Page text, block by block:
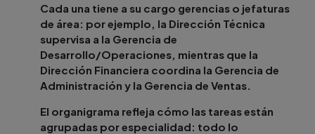
Cada una tiene a su cargo gerencias o jefaturas
de área: por ejemplo, la Dirección Técnica
supervisa a la Gerencia de
Desarrollo/Operaciones, mientras que la
Dirección Financiera coordina la Gerencia de
Administración y la Gerencia de Ventas.
El organigrama refleja cómo las tareas están
agrupadas por especialidad: todo lo